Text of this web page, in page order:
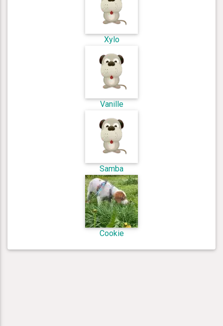
Xylo
Vanille
Samba
Cookie